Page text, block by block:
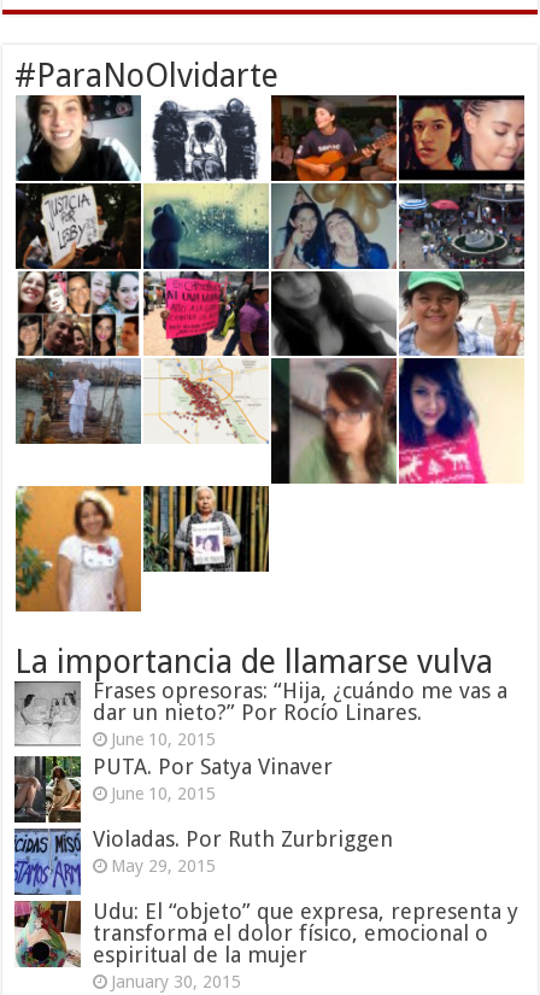
#ParaNoOlvidarte
La importancia de llamarse vulva
Frases opresoras: “Hija, ¿cuándo me vas a
dar un nieto?” Por Rocío Linares.
June 10, 2015
PUTA. Por Satya Vinaver
June 10, 2015
Violadas. Por Ruth Zurbriggen
May 29, 2015
Udu: El “objeto” que expresa, representa y
transforma el dolor físico, emocional o
espiritual de la mujer
January 30, 2015